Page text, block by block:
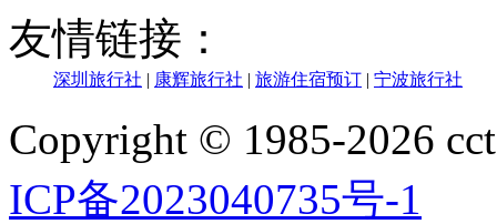
友情链接：
深圳旅行社 | 康辉旅行社 | 旅游住宿预订 | 宁波旅行社
Copyright © 1985-2026
ICP备2023040735号-1